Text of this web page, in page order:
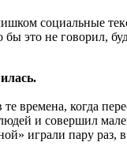
социальные
бы это не говорил,
времена, когда
и совершил
играли пару раз,